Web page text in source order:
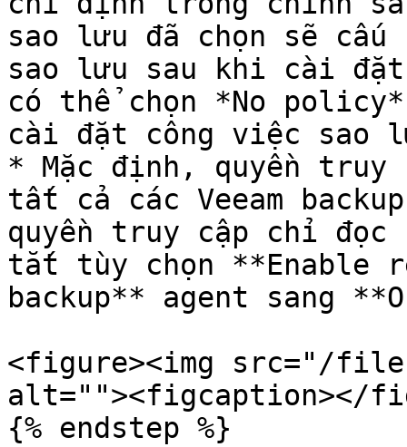
sao lưu đã chọn sẽ
sao lưu sau khi cài đặt
có thể chọn *No policy*
cài đặt công việc sao
* Mặc định, quyền truy
tất cả các Veeam
quyền truy cập chỉ đọc
tắt tùy chọn **Enable
backup** agent sang
<figure><img src="/
alt=""><figcaption></
{% endstep %}